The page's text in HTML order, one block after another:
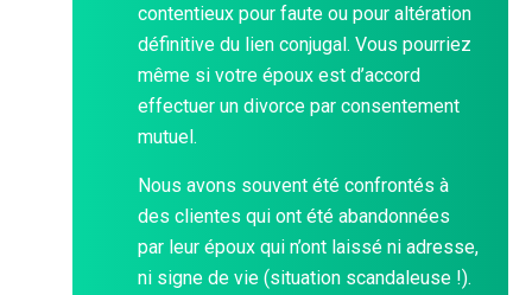
contentieux pour faute ou pour altération
définitive du lien conjugal. Vous pourriez
même si votre époux est d’accord
effectuer un divorce par consentement
mutuel.
Nous avons souvent été confrontés à
des clientes qui ont été abandonnées
par leur époux qui n’ont laissé ni adresse,
ni signe de vie (situation scandaleuse !).